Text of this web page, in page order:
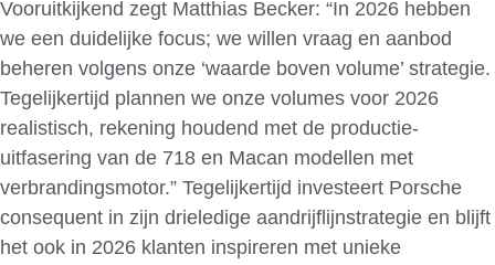
Vooruitkijkend zegt Matthias Becker: “In 2026 hebben
we een duidelijke focus; we willen vraag en aanbod
beheren volgens onze ‘waarde boven volume’ strategie.
Tegelijkertijd plannen we onze volumes voor 2026
realistisch, rekening houdend met de productie-
uitfasering van de 718 en Macan modellen met
verbrandingsmotor.” Tegelijkertijd investeert Porsche
consequent in zijn drieledige aandrijflijnstrategie en blijft
het ook in 2026 klanten inspireren met unieke